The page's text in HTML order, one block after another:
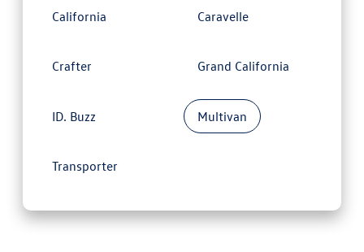
California Caravelle
Crafter Grand California
ID. Buzz Multivan
Transporter